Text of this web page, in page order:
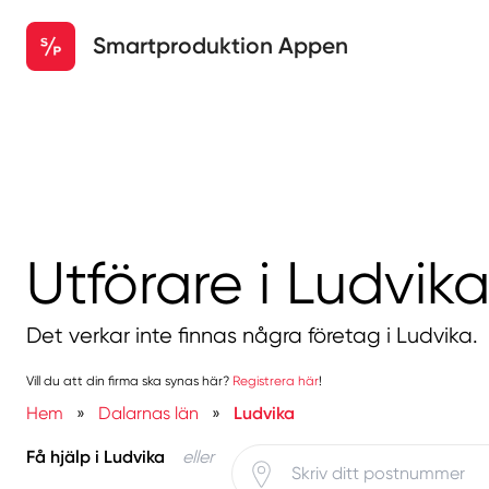
Smartproduktion Appen
Utförare i Ludvika
Det verkar inte finnas några företag i Ludvika.
Vill du att din firma ska synas här? Registrera här!
Hem » Dalarnas län » Ludvika
Få hjälp i Ludvika eller